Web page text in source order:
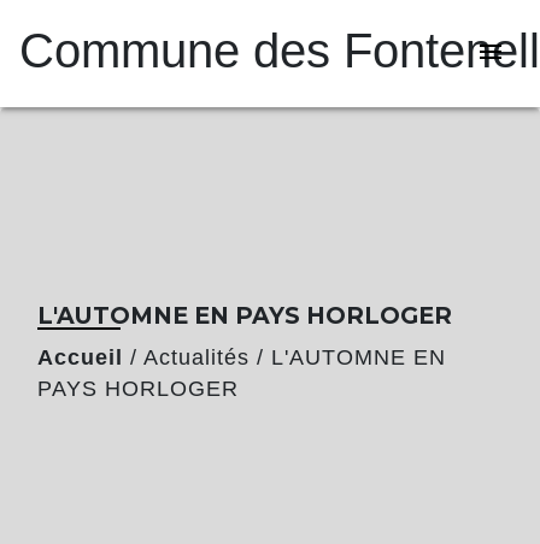
Commune des menu
L'AUTOMNE EN PAYS HORLOGER
Accueil / Actualités / L'AUTOMNE EN
PAYS HORLOGER